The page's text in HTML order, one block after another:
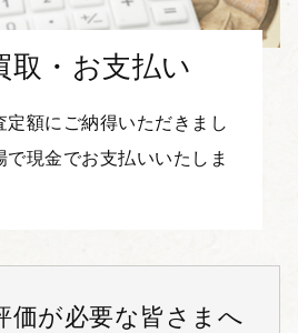
取・お支払い
定額にご納得いただきまし
で現金でお支払いいたしま
価が必要な皆さまへ